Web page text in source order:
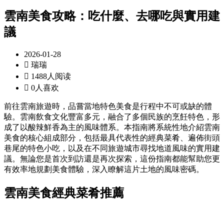
雲南美食攻略：吃什麼、去哪吃與實用建
議
2026-01-28
 瑞瑞
 1488人阅读
 0人喜欢
前往雲南旅遊時，品嘗當地特色美食是行程中不可或缺的體
驗。雲南飲食文化豐富多元，融合了多個民族的烹飪特色，形
成了以酸辣鮮香為主的風味體系。本指南將系統性地介紹雲南
美食的核心組成部分，包括最具代表性的經典菜肴、遍佈街頭
巷尾的特色小吃，以及在不同旅遊城市尋找地道風味的實用建
議。無論您是首次到訪還是再次探索，這份指南都能幫助您更
有效率地規劃美食體驗，深入瞭解這片土地的風味密碼。
雲南美食經典菜肴推薦